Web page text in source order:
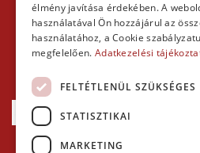
A pályafoglalást,
termékeinket,
gyorsan
élmény javítása érdekében. A
használatával Ön hozzájárul az
használatához, a Cookie
megfelelően. Adatkezelési
FELTÉTLENÜL SZÜKSÉGES
STATISZTIKAI
MARKETING